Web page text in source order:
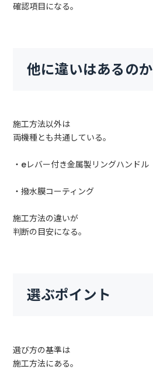
確認項目になる。
他に違いはあるのか
施工方法以外は
両機種とも共通している。
・eレバー付き金属製リングハンドル
・撥水膜コーティング
施工方法の違いが
判断の目安になる。
選ぶポイント
選び方の基準は
施工方法にある。